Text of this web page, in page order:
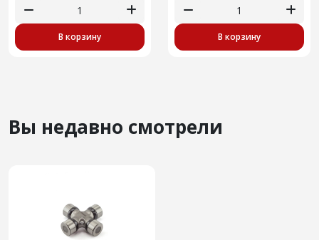
В корзину В корзину
Вы недавно смотрели